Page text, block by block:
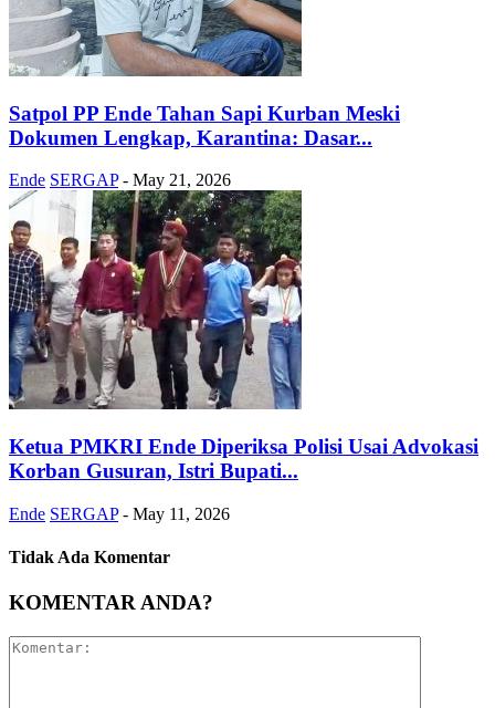
Satpol PP Ende Tahan Sapi Kurban Meski
Dokumen Lengkap, Karantina: Dasar...
Ende SERGAP - May 21, 2026
Ketua PMKRI Ende Diperiksa Polisi Usai Advokasi
Korban Gusuran, Istri Bupati...
Ende SERGAP - May 11, 2026
Tidak Ada Komentar
KOMENTAR ANDA?